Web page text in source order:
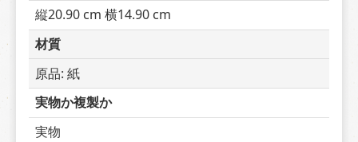
縦20.90 cm 横14.90 cm
材質
原品: 紙
実物か複製か
実物